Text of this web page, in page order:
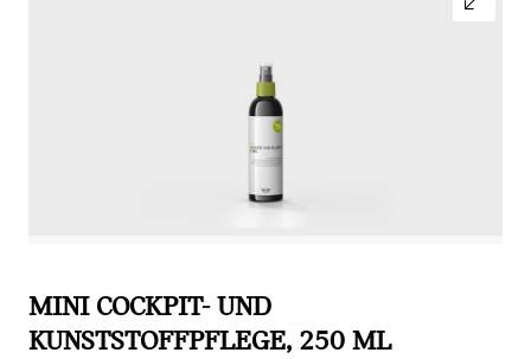
MINI COCKPIT- UND
KUNSTSTOFFPFLEGE, 250 ML